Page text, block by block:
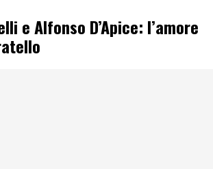
e Alfonso D’Apice: l’amore